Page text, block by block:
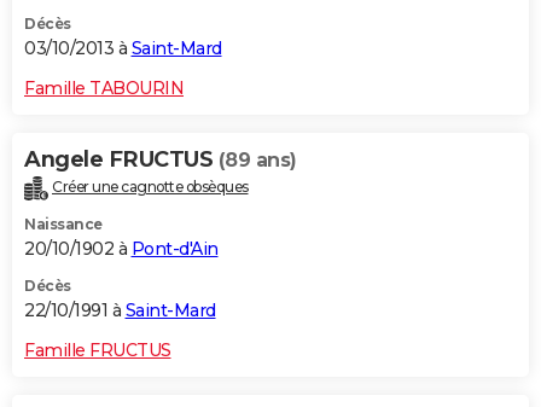
Décès
03/10/2013 à Saint-Mard
Famille TABOURIN
Angele FRUCTUS (89 ans)
Créer une cagnotte obsèques
Naissance
20/10/1902 à Pont-d'Ain
Décès
22/10/1991 à Saint-Mard
Famille FRUCTUS